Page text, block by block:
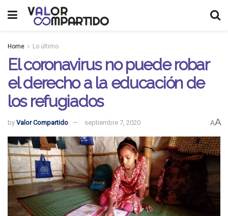
Home Lo último
El coronavirus no puede robar
el derecho a la educación de
los refugiados
by Valor Compartido septiembre 7, 2020 AA